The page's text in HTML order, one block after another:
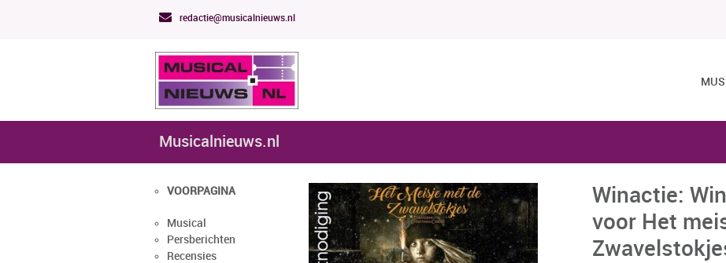
redactie@musicalnieuws.nl
Musicalnieuws.nl
VOORPAGINA
Musical
Persberichten
Recensies
Winactie:
voor Het